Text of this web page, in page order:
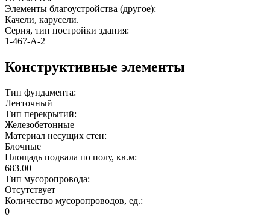
Элементы благоустройства (другое):
Качели, карусели.
Серия, тип постройки здания:
1-467-A-2
Конструктивные элементы
Тип фундамента:
Ленточный
Тип перекрытий:
Железобетонные
Материал несущих стен:
Блочные
Площадь подвала по полу, кв.м:
683.00
Тип мусоропровода:
Отсутствует
Количество мусоропроводов, ед.:
0